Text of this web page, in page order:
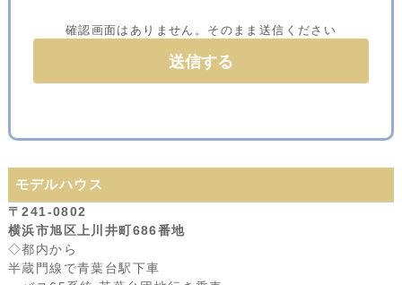
確認画面はありません。そのまま送信ください
モデルハウス
〒241-0802
横浜市旭区上川井町686番地
◇都内から
半蔵門線で青葉台駅下車